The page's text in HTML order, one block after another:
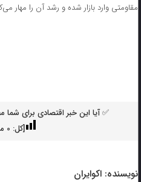
مقاومتی وارد بازار شده و رشد آن را مهار
✅ آیا این خبر اقتصادی برای شما
[کل: 0
نویسنده: اکوایران